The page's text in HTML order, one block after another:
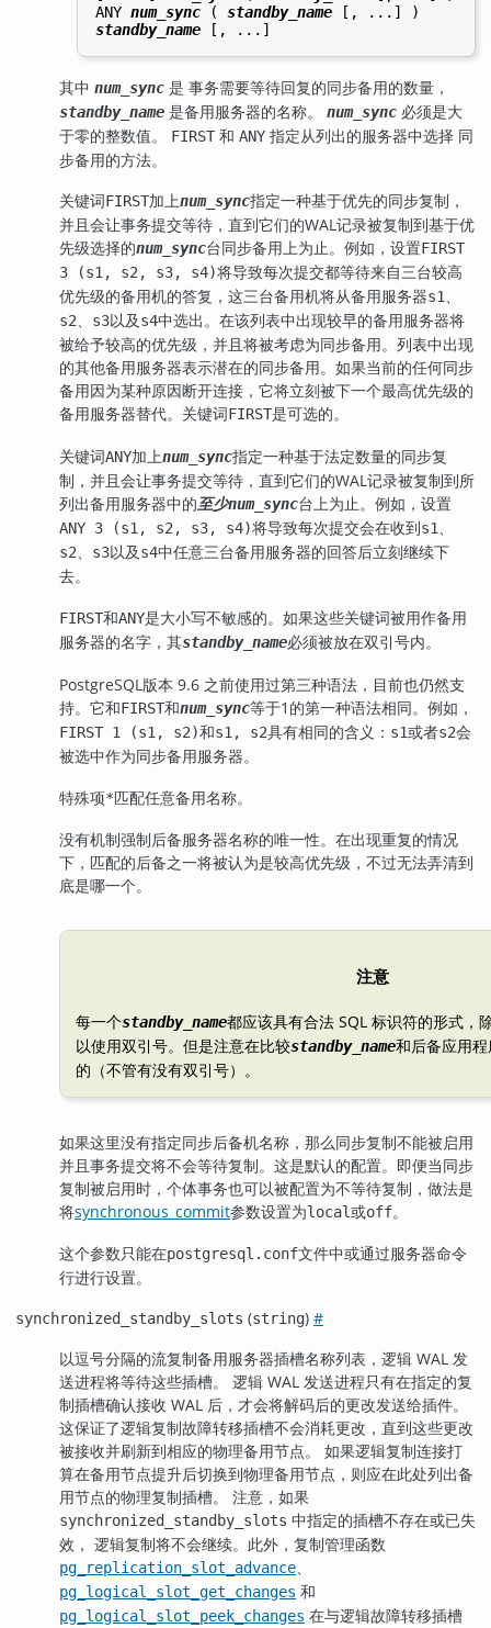
ANY num_sync ( standby_name
standby_name
其中 num_sync 是 事务需要等待回复的同步备用的数量，
standby_name 是备用服务器的名称。 num_sync 必须是大
于零的整数值。
FIRST 和 ANY 指定从列出的服务器中选择 同
步备用的方法。
关键词FIRST加上num_sync指定一种基于优先的同步复制，
并且会让事务提交等待，直到它们的WAL记录被复制到基于优
先级选择的num_sync台同步备用上为止。例如，设置FIRST
3 (s1, s2, s3, s4)将导致每次提交都等待来自三台较高
优先级的备用机的答复，这三台备用机将从备用服务器s1、
s2、 s3以及s4中选出。在该列表中出现较早的备用服务器将
被给予较高的优先级，并且将被考虑为同步备用。列表中出现
的其他备用服务器表示潜在的同步备用。如果当前的任何同步
备用因为某种原因断开连接，它将立刻被下一个最高优先级的
备用服务器替代。关键词FIRST是可选的。
关键词ANY加上num_sync指定一种基于法定数量的同步复
制，并且会让事务提交等待，直到它们的WAL记录被复制到所
列出备用服务器中的至少num_sync台上为止。例如，设置
ANY 3 (s1, s2, s3, s4)将导致每次提交会在收到s1、
s2、 s3以及s4中任意三台备用服务器的回答后立刻继续下
去。
FIRST和ANY是大小写不敏感的。如果这些关键词被用作备用
服务器的名字，其standby_name必须被放在双引号内。
PostgreSQL版本 9.6 之前使用过第三种语法，目前也仍然支
持。它和FIRST和num_sync等于1的第一种语法相同。例如，
FIRST 1 (s1, s2)和s1, s2具有相同的含义： s1或者s2会
被选中作为同步备用服务器。
特殊项*匹配任意备用名称。
没有机制强制后备服务器名称的唯一性。在出现重复的情况
下，匹配的后备之一将被认为是较高优先级，不过无法弄清到
底是哪一个。
注意
每一个standby_name都应该具有合法 SQL 标识符的形式，
以使用双引号。但是注意在比较standby_name和后备应用
的（不管有没有双引号）。
如果这里没有指定同步后备机名称，那么同步复制不能被启用
并且事务提交将不会等待复制。这是默认的配置。即便当同步
复制被启用时，个体事务也可以被配置为不等待复制，做法是
将synchronous_commit参数设置为local或off。
这个参数只能在postgresql.conf文件中或通过服务器命令
行进行设置。
synchronized_standby_slots (string) #
以逗号分隔的流复制备用服务器插槽名称列表，逻辑 WAL 发
送进程将等待这些插槽。 逻辑 WAL 发送进程只有在指定的复
制插槽确认接收 WAL 后，才会将解码后的更改发送给插件。
这保证了逻辑复制故障转移插槽不会消耗更改，直到这些更改
被接收并刷新到相应的物理备用节点。 如果逻辑复制连接打
算在备用节点提升后切换到物理备用节点，则应在此处列出备
用节点的物理复制插槽。 注意，如果
synchronized_standby_slots 中指定的插槽不存在或已失
效， 逻辑复制将不会继续。此外，复制管理函数
pg_replication_slot_advance、
pg_logical_slot_get_changes 和
pg_logical_slot_peek_changes 在与逻辑故障转移插槽